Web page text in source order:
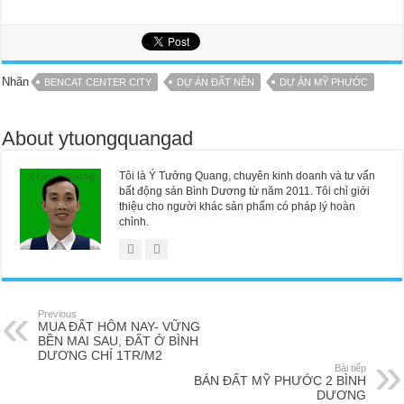
Nhãn BENCAT CENTER CITY DỰ ÁN ĐẤT NỀN DỰ ÁN MỸ PHƯỚC
About ytuongquangad
Tôi là Ý Tưởng Quang, chuyên kinh doanh và tư vấn
bất động sản Bình Dương từ năm 2011. Tôi chỉ giới
thiệu cho người khác sản phẩm có pháp lý hoàn
chỉnh.
Previous
MUA ĐẤT HÔM NAY- VỮNG
BỀN MAI SAU, ĐẤT Ở BÌNH
DƯƠNG CHỈ 1TR/M2
Bài tiếp
BÁN ĐẤT MỸ PHƯỚC 2 BÌNH
DƯƠNG